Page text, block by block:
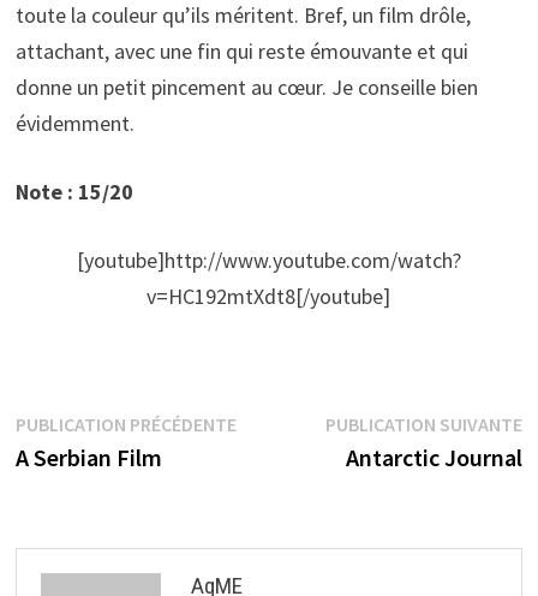
toute la couleur qu’ils méritent. Bref, un film drôle,
attachant, avec une fin qui reste émouvante et qui
donne un petit pincement au cœur. Je conseille bien
évidemment.
Note : 15/20
[youtube]http://www.youtube.com/watch?
v=HC192mtXdt8[/youtube]
Navigation
de
PUBLICATION PRÉCÉDENTEPublication
A Serbian Film
PUBLICATION SUIVANTE
Antarctic Journal
AqME